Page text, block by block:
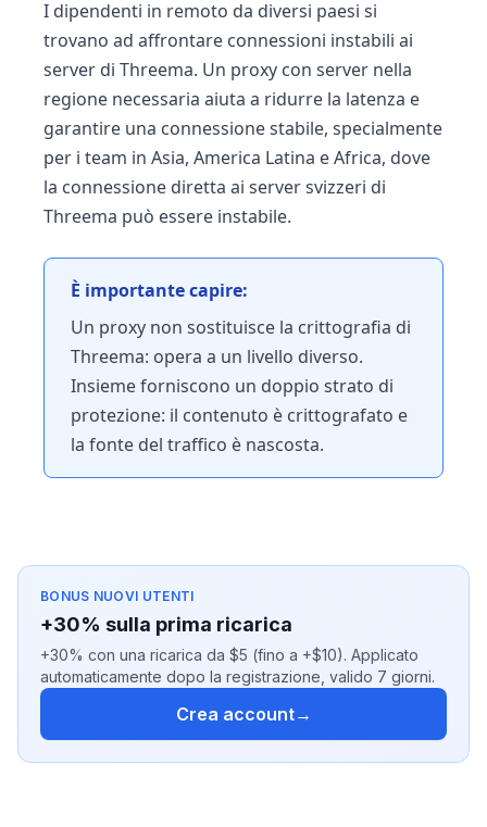
I dipendenti in remoto da diversi paesi si
trovano ad affrontare connessioni instabili ai
server di Threema. Un proxy con server nella
regione necessaria aiuta a ridurre la latenza e
garantire una connessione stabile, specialmente
per i team in Asia, America Latina e Africa, dove
la connessione diretta ai server svizzeri di
Threema può essere instabile.
È importante capire:
Un proxy non sostituisce la crittografia di
Threema: opera a un livello diverso.
Insieme forniscono un doppio strato di
protezione: il contenuto è crittografato e
la fonte del traffico è nascosta.
BONUS NUOVI UTENTI
+30% sulla prima ricarica
+30% con una ricarica da $5 (fino a +$10). Applicato
automaticamente dopo la registrazione, valido 7 giorni.
Crea account→